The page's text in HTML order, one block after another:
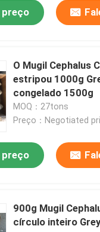
do bonito
preço
O Mugil Cephalus
estripou 1000g
congelado 1500g
MOQ：27tons
Preço：Negotiated
preço
900g Mugil
círculo inteiro